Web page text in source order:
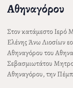
Αθηναγόρου
Στον κατάμεστο Ιερό
Ελένης Άνω Λιοσίων
Αθηναγόρου του
Σεβασμιωτάτου
Αθηναγόρου, την